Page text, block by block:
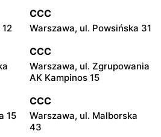
CCC
Warszawa, ul. Powsińska 31
CCC
Warszawa, ul. Zgrupowania
AK Kampinos 15
15
CCC
Warszawa, ul. Malborska
43